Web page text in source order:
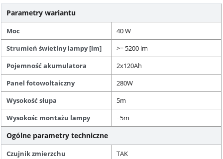
Parametry wariantu
Moc
40 W
Strumień świetlny lampy [lm]
>= 5200 lm
Pojemność akumulatora
2x120Ah
Panel fotowoltaiczny
280W
Wysokość słupa
5m
Wysokośc montażu lampy
~5m
Ogólne parametry techniczne
Czujnik zmierzchu TAK